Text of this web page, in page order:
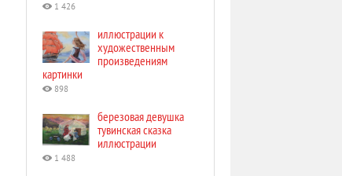
1 426
иллюстрации к
художественным
произведениям
картинки
898
березовая девушка
тувинская сказка
иллюстрации
1 488